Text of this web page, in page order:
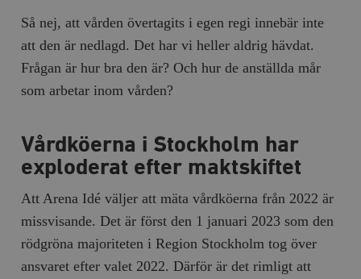
Så nej, att vården övertagits i egen regi innebär inte
att den är nedlagd. Det har vi heller aldrig hävdat.
Frågan är hur bra den är? Och hur de anställda mår
som arbetar inom vården?
Vårdköerna i Stockholm har
exploderat efter maktskiftet
Att Arena Idé väljer att mäta vårdköerna från 2022 är
missvisande. Det är först den 1 januari 2023 som den
rödgröna majoriteten i Region Stockholm tog över
ansvaret efter valet 2022. Därför är det rimligt att